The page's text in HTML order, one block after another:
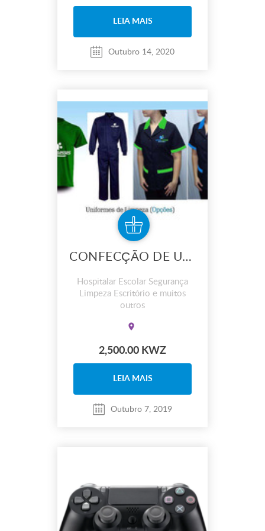
LEIA MAIS
Outubro 14, 2020
CONFECÇÃO DE UNIFORMES
Hospitalar Escolar Segurança
Limpeza Escritório e muitos
outros
2,500.00 KWZ
LEIA MAIS
Outubro 7, 2019